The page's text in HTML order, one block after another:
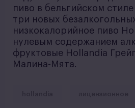
пиво в бельгийском
три новых
низкокалорийное пиво
нулевым содержанием
фруктовые Hollandia
Малина-Мята.